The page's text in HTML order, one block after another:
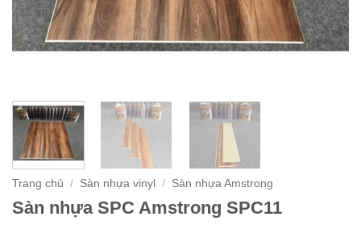
Trang chủ / Sàn nhựa vinyl / Sàn nhựa Amstrong
Sàn nhựa SPC Amstrong SPC11